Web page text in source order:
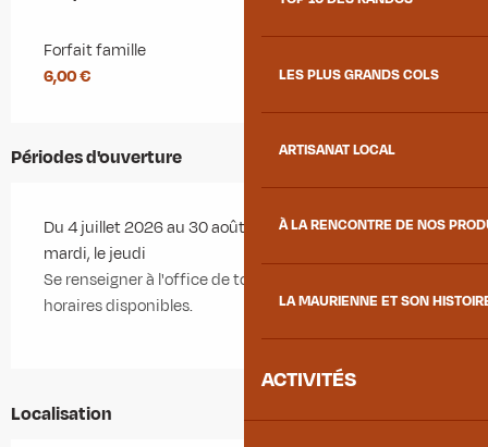
LES PLUS GRANDS COLS
ARTISANAT LOCAL
À LA RENCONTRE DE NOS
LA MAURIENNE ET SON
ACTIVITÉS
Forfait famille
6,00 €
Périodes d'ouverture
Du 4 juillet 2026 au 30 août 2026 - Ouvert le lundi, le
mardi, le jeudi
Se renseigner à l'office de tourisme pour les créneaux
horaires disponibles.
Localisation